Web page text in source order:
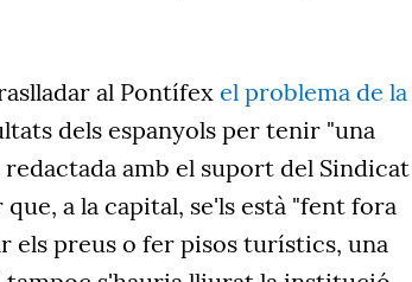
al Pontífex el problema de la
dels espanyols per tenir "una
redactada amb el suport del Sindicat
a la capital, se'ls està "fent fora
els preus o fer pisos turístics, una